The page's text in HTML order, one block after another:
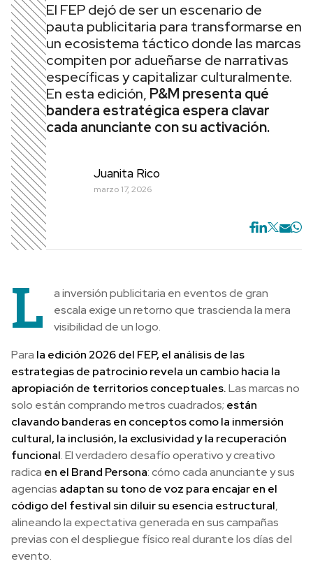
El FEP dejó de ser un escenario de
pauta publicitaria para transformarse en
un ecosistema táctico donde las marcas
compiten por adueñarse de narrativas
específicas y capitalizar culturalmente.
En esta edición, P&M presenta qué
bandera estratégica espera clavar
cada anunciante con su activación.
Juanita Rico
marzo 17, 2026
L
a inversión publicitaria en eventos de gran
escala exige un retorno que trascienda la mera
visibilidad de un logo.
Para la edición 2026 del FEP, el análisis de las
estrategias de patrocinio revela un cambio hacia la
apropiación de territorios conceptuales.Las marcas no
solo están comprando metros cuadrados; están
clavando banderas en conceptos como la inmersión
cultural, la inclusión, la exclusividad y la recuperación
funcional. El verdadero desafío operativo y creativo
radica en el Brand Persona: cómo cada anunciante y sus
agencias adaptan su tono de voz para encajar en el
código del festival sin diluir su esencia estructural,
alineando la expectativa generada en sus campañas
previas con el despliegue físico real durante los días del
evento.